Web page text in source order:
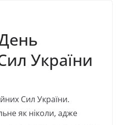
України
Сил України.
як ніколи, адже